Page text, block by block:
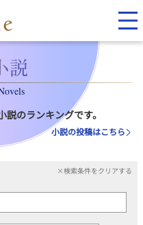
のランキングです。
小説の投稿はこちら
×検索条件をクリアする